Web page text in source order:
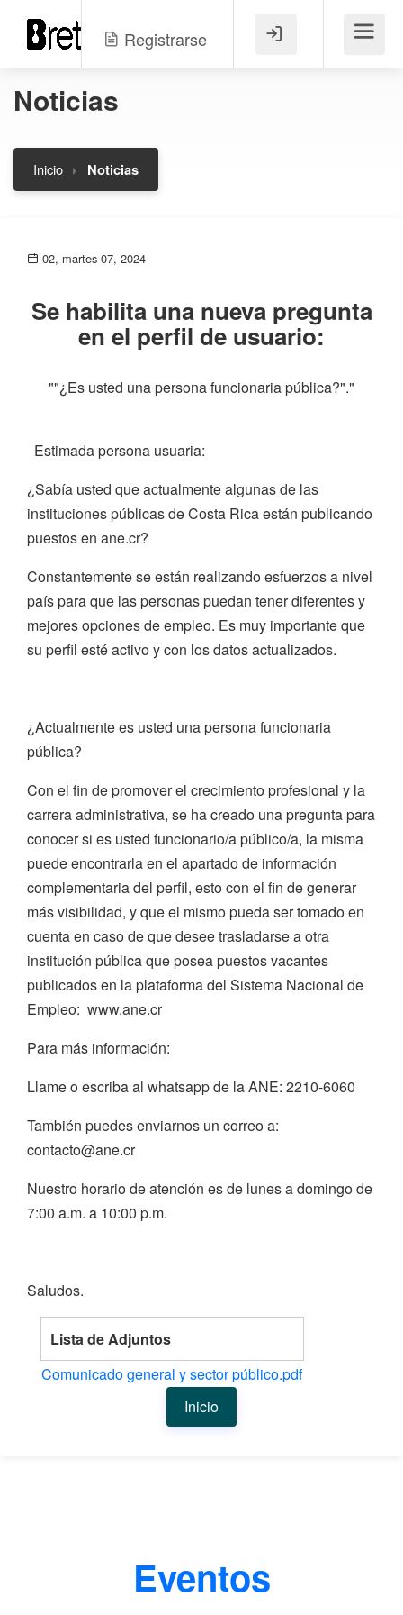
Registrarse Menú
Noticias
Inicio Noticias
02, martes 07, 2024
Se habilita una nueva pregunta
en el perfil de usuario:
""¿Es usted una persona funcionaria pública?"."
Estimada persona usuaria:
¿Sabía usted que actualmente algunas de las
instituciones públicas de Costa Rica están publicando
puestos en ane.cr?
Constantemente se están realizando esfuerzos a nivel
país para que las personas puedan tener diferentes y
mejores opciones de empleo. Es muy importante que
su perfil esté activo y con los datos actualizados.
¿Actualmente es usted una persona funcionaria
pública?
Con el fin de promover el crecimiento profesional y la
carrera administrativa, se ha creado una pregunta para
conocer si es usted funcionario/a público/a, la misma
puede encontrarla en el apartado de información
complementaria del perfil, esto con el fin de generar
más visibilidad, y que el mismo pueda ser tomado en
cuenta en caso de que desee trasladarse a otra
institución pública que posea puestos vacantes
publicados en la plataforma del Sistema Nacional de
Empleo: www.ane.cr
Para más información:
Llame o escriba al whatsapp de la ANE: 2210-6060
También puedes enviarnos un correo a:
contacto@ane.cr
Nuestro horario de atención es de lunes a domingo de
7:00 a.m. a 10:00 p.m.
Saludos.
Lista de Adjuntos
Comunicado general y sector público.pdf
Inicio
Eventos